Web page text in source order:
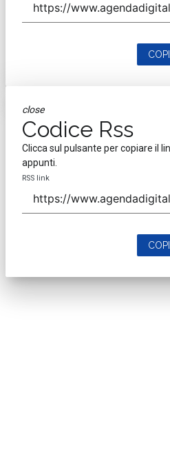
close
Codice Rss
Clicca sul pulsante per copiare il
appunti.
RSS link